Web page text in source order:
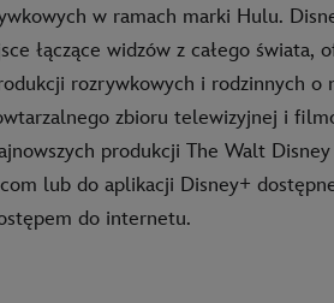
w ramach marki Hulu.
łączące widzów z całego świata,
rozrywkowych i rodzinnych o
zbioru telewizyjnej i
produkcji The Walt
lub do aplikacji Disney+
do internetu.